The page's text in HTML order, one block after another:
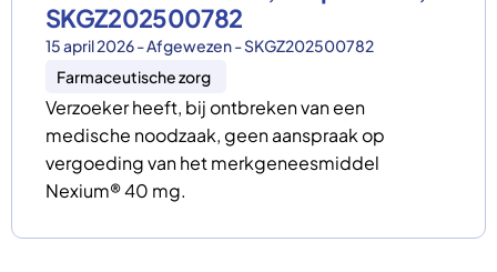
SKGZ202500782
15 april 2026 - Afgewezen - SKGZ202500782
Farmaceutische zorg
Verzoeker heeft, bij ontbreken van een
medische noodzaak, geen aanspraak op
vergoeding van het merkgeneesmiddel
Nexium® 40 mg.